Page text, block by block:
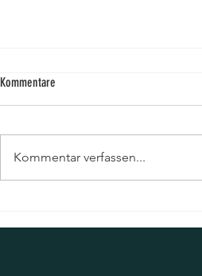
Kommentare
Kommentar verfassen...